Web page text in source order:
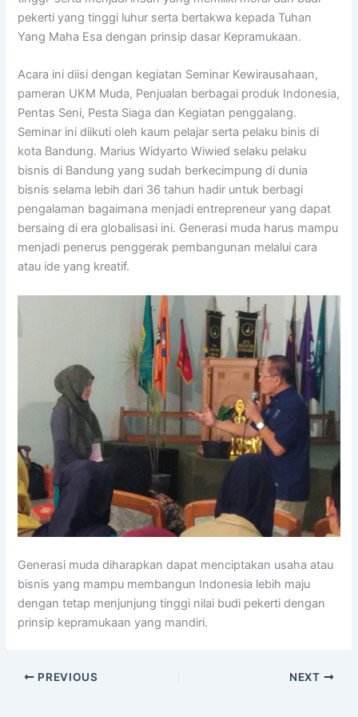
pekerti yang tinggi luhur serta bertakwa kepada Tuhan
Yang Maha Esa dengan prinsip dasar Kepramukaan.
Acara ini diisi dengan kegiatan Seminar Kewirausahaan,
pameran UKM Muda, Penjualan berbagai produk Indonesia,
Pentas Seni, Pesta Siaga dan Kegiatan penggalang.
Seminar ini diikuti oleh kaum pelajar serta pelaku binis di
kota Bandung. Marius Widyarto Wiwied selaku pelaku
bisnis di Bandung yang sudah berkecimpung di dunia
bisnis selama lebih dari 36 tahun hadir untuk berbagi
pengalaman bagaimana menjadi entrepreneur yang dapat
bersaing di era globalisasi ini. Generasi muda harus mampu
menjadi penerus penggerak pembangunan melalui cara
atau ide yang kreatif.
Generasi muda diharapkan dapat menciptakan usaha atau
bisnis yang mampu membangun Indonesia lebih maju
dengan tetap menjunjung tinggi nilai budi pekerti dengan
prinsip kepramukaan yang mandiri.
PREVIOUS NEXT